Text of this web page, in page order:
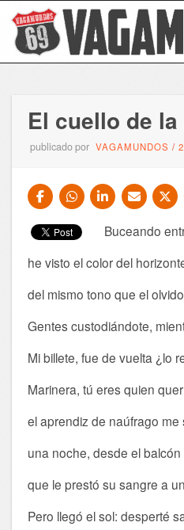
El cuello de
publicado por VAGAMUNDOS /
Buceando
he visto el color del
del mismo tono que el
Gentes custodiándote,
Mi billete, fue de vuelta ¿lo
Marinera, tú eres quien
el aprendiz de naúfrago me
una noche, desde el
que le prestó su sangre a
Pero llegó el sol: desperté